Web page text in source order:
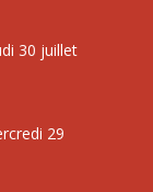
30 juillet
29